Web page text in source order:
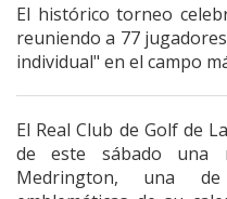
El histórico torneo
reuniendo a 77
individual" en el campo
El Real Club de Golf de
de este sábado una
Medrington, una